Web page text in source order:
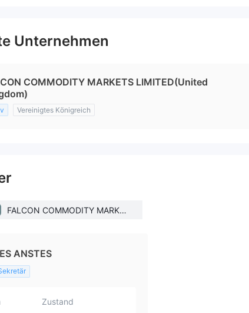
Unternehmen
COMMODITY MARKETS LIMITED(United
Vereinigtes Königreich
FALCON COMMODITY MARKET
ANSTES
Zustand